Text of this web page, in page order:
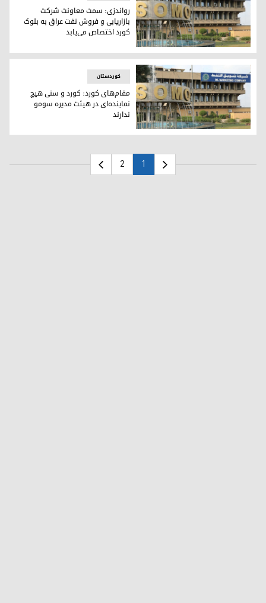
شرکت بازاریابی و فروش نفت عراق (سومو)
رواندزی: سمت معاونت شرکت
بازاریابی و فروش نفت عراق به بلوک
کورد اختصاص می‌یابد
ادامه انتقادات از شرکت سوموی عراق
کوردستان
مقام‌های کورد: کورد و سنی هیچ
نماینده‌ای در هیئت مدیره سومو
ندارند
1
2